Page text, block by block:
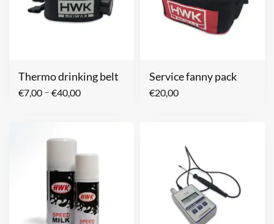
Thermo drinking belt
€7,00 – €40,00
Service fanny pack
€20,00